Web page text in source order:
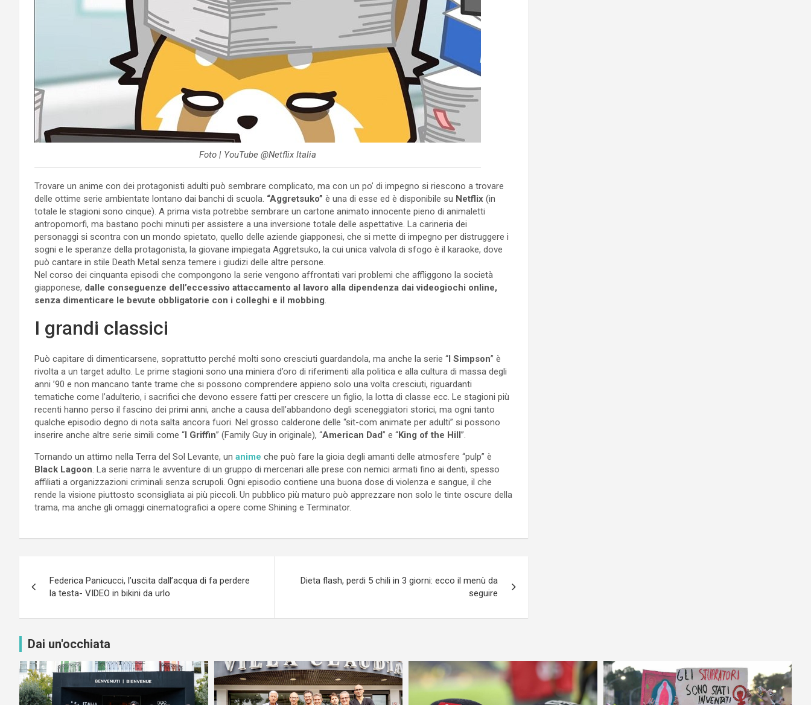
Foto | YouTube @Netflix Italia
Trovare un anime con dei protagonisti adulti può sembrare complicato, ma con un po’ di impegno si riescono a trovare
delle ottime serie ambientate lontano dai banchi di scuola. “Aggretsuko” è una di esse ed è disponibile su Netflix (in
totale le stagioni sono cinque). A prima vista potrebbe sembrare un cartone animato innocente pieno di animaletti
antropomorfi, ma bastano pochi minuti per assistere a una inversione totale delle aspettative. La carineria dei
personaggi si scontra con un mondo spietato, quello delle aziende giapponesi, che si mette di impegno per distruggere i
sogni e le speranze della protagonista, la giovane impiegata Aggretsuko, la cui unica valvola di sfogo è il karaoke, dove
può cantare in stile Death Metal senza temere i giudizi delle altre persone.
Nel corso dei cinquanta episodi che compongono la serie vengono affrontati vari problemi che affliggono la società
giapponese, dalle conseguenze dell’eccessivo attaccamento al lavoro alla dipendenza dai videogiochi online,
senza dimenticare le bevute obbligatorie con i colleghi e il mobbing
I grandi classici
Può capitare di dimenticarsene, soprattutto perché molti sono cresciuti guardandola, ma anche la serie “I Simpson” è
rivolta a un target adulto. Le prime stagioni sono una miniera d’oro di riferimenti alla politica e alla cultura di massa degli
anni ’90 e non mancano tante trame che si possono comprendere appieno solo una volta cresciuti, riguardanti
tematiche come l’adulterio, i sacrifici che devono essere fatti per crescere un figlio, la lotta di classe ecc. Le stagioni più
recenti hanno perso il fascino dei primi anni, anche a causa dell’abbandono degli sceneggiatori storici, ma ogni tanto
qualche episodio degno di nota salta ancora fuori. Nel grosso calderone delle “sit-com animate per adulti” si possono
inserire anche altre serie simili come “I Griffin” (Family Guy in originale), “American Dad” e “King of the Hill”.
Tornando un attimo nella Terra del Sol Levante, un anime che può fare la gioia degli amanti delle atmosfere “pulp” è
Black Lagoon . La serie narra le avventure di un gruppo di mercenari alle prese con nemici armati fino ai denti, spesso
affiliati a organizzazioni criminali senza scrupoli. Ogni episodio contiene una buona dose di violenza e sangue, il che
rende la visione piuttosto sconsigliata ai più piccoli. Un pubblico più maturo può apprezzare non solo le tinte oscure della
trama, ma anche gli omaggi cinematografici a opere come Shining e Terminator.
articoli
Federica Panicucci, l’uscita dall’acqua di fa perdere
la testa- VIDEO in bikini da urlo
Dieta flash, perdi 5 chili in 3 giorni: ecco il menù da
seguire
Dai un'occhiata